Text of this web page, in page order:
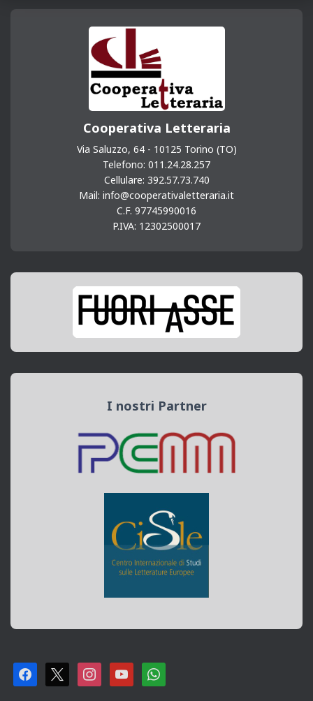
Cooperativa Letteraria
Via Saluzzo, 64 - 10125 Torino (TO)
Telefono: 011.24.28.257
Cellulare: 392.57.73.740
Mail: info@cooperativaletteraria.it
C.F. 97745990016
P.IVA: 12302500017
I nostri Partner
X
Y
W